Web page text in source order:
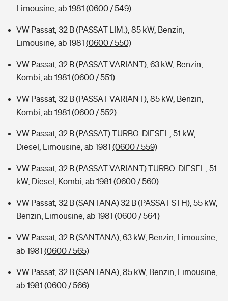
Limousine, ab 1981 (0600 / 549)
VW Passat, 32 B (PASSAT LIM.), 85 kW, Benzin,
Limousine, ab 1981 (0600 / 550)
VW Passat, 32 B (PASSAT VARIANT), 63 kW, Benzin,
Kombi, ab 1981 (0600 / 551)
VW Passat, 32 B (PASSAT VARIANT), 85 kW, Benzin,
Kombi, ab 1981 (0600 / 552)
VW Passat, 32 B (PASSAT) TURBO-DIESEL, 51 kW,
Diesel, Limousine, ab 1981 (0600 / 559)
VW Passat, 32 B (PASSAT VARIANT) TURBO-DIESEL, 51
kW, Diesel, Kombi, ab 1981 (0600 / 560)
VW Passat, 32 B (SANTANA) 32 B (PASSAT STH), 55 kW,
Benzin, Limousine, ab 1981 (0600 / 564)
VW Passat, 32 B (SANTANA), 63 kW, Benzin, Limousine,
ab 1981 (0600 / 565)
VW Passat, 32 B (SANTANA), 85 kW, Benzin, Limousine,
ab 1981 (0600 / 566)